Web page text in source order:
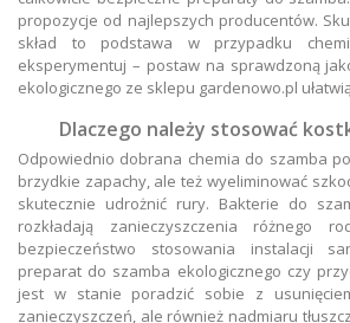
propozycje od najlepszych producentów.
skład to podstawa w przypadku
eksperymentuj – postaw na sprawdzoną
ekologicznego ze sklepu gardenowo.pl
Dlaczego należy stosować
Odpowiednio dobrana chemia do szamba
brzydkie zapachy, ale też wyeliminować
skutecznie udrożnić rury. Bakterie do
rozkładają zanieczyszczenia różnego
bezpieczeństwo stosowania instalacji
preparat do szamba ekologicznego czy
jest w stanie poradzić sobie z
zanieczyszczeń, ale również nadmiaru